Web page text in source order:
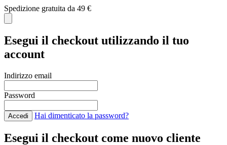
Spedizione gratuita da 49 €
Esegui il checkout utilizzando il tuo
account
Indirizzo email
Password
Accedi Hai dimenticato la password?
Esegui il checkout come nuovo cliente